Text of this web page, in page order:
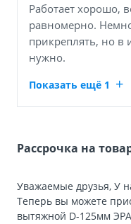
Работает хорошо,
равномерно.
прикреплять, но в
нужно.
Показать ещё 1
Рассрочка на
Уважаемые друзья, У
Теперь вы можете
вытяжной D-125мм ЭРА